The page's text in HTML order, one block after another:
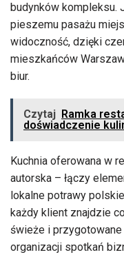
budynków kompleksu.
pieszemu pasażu
widoczność, dzięki
mieszkańców
biur.
Czytaj Ramka
doświadczenie
Kuchnia oferowana w
autorska – łączy
lokalne potrawy
każdy klient znajdzie
świeże i przygotowane
organizacji spotkań